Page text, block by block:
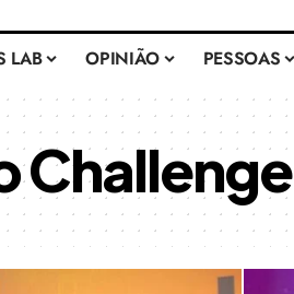
LAB OPINIÃO PESSOAS
Challenge